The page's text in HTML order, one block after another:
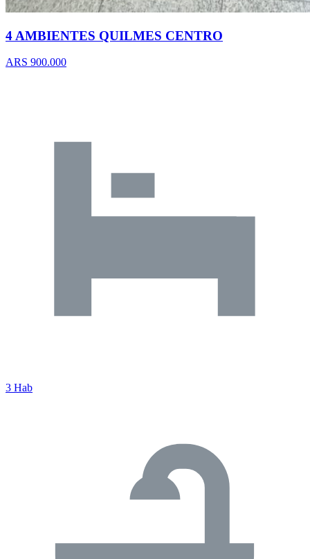
4 AMBIENTES QUILMES CENTRO
ARS 900.000
3 Hab